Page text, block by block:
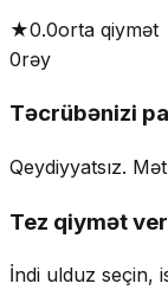
★0.0orta qiymət
0rəy
Təcrübənizi
Qeydiyyatsız.
Tez qiymət
İndi ulduz seçin,